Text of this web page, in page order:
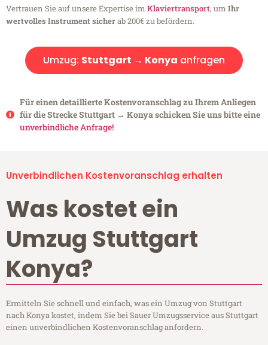
Vertrauen Sie auf unsere Expertise im Klaviertransport, um Ihr
wertvolles Instrument sicherab 200€ zu befördern.
Umzug: Stuttgart → Konya anfragen
Für einen detaillierte Kostenvoranschlag zu Ihrem Anliegen
für die Strecke Stuttgart → Konya schicken Sie uns bitte eine
unverbindliche Anfrage!
Unverbindlichen Kostenvoranschlag erhalten
Was kostet ein
Umzug Stuttgart
Konya?
Ermitteln Sie schnell und einfach, was ein Umzug von Stuttgart
nach Konya kostet, indem Sie bei Sauer Umzugsservice aus Stuttgart
einen unverbindlichen Kostenvoranschlag anfordern.